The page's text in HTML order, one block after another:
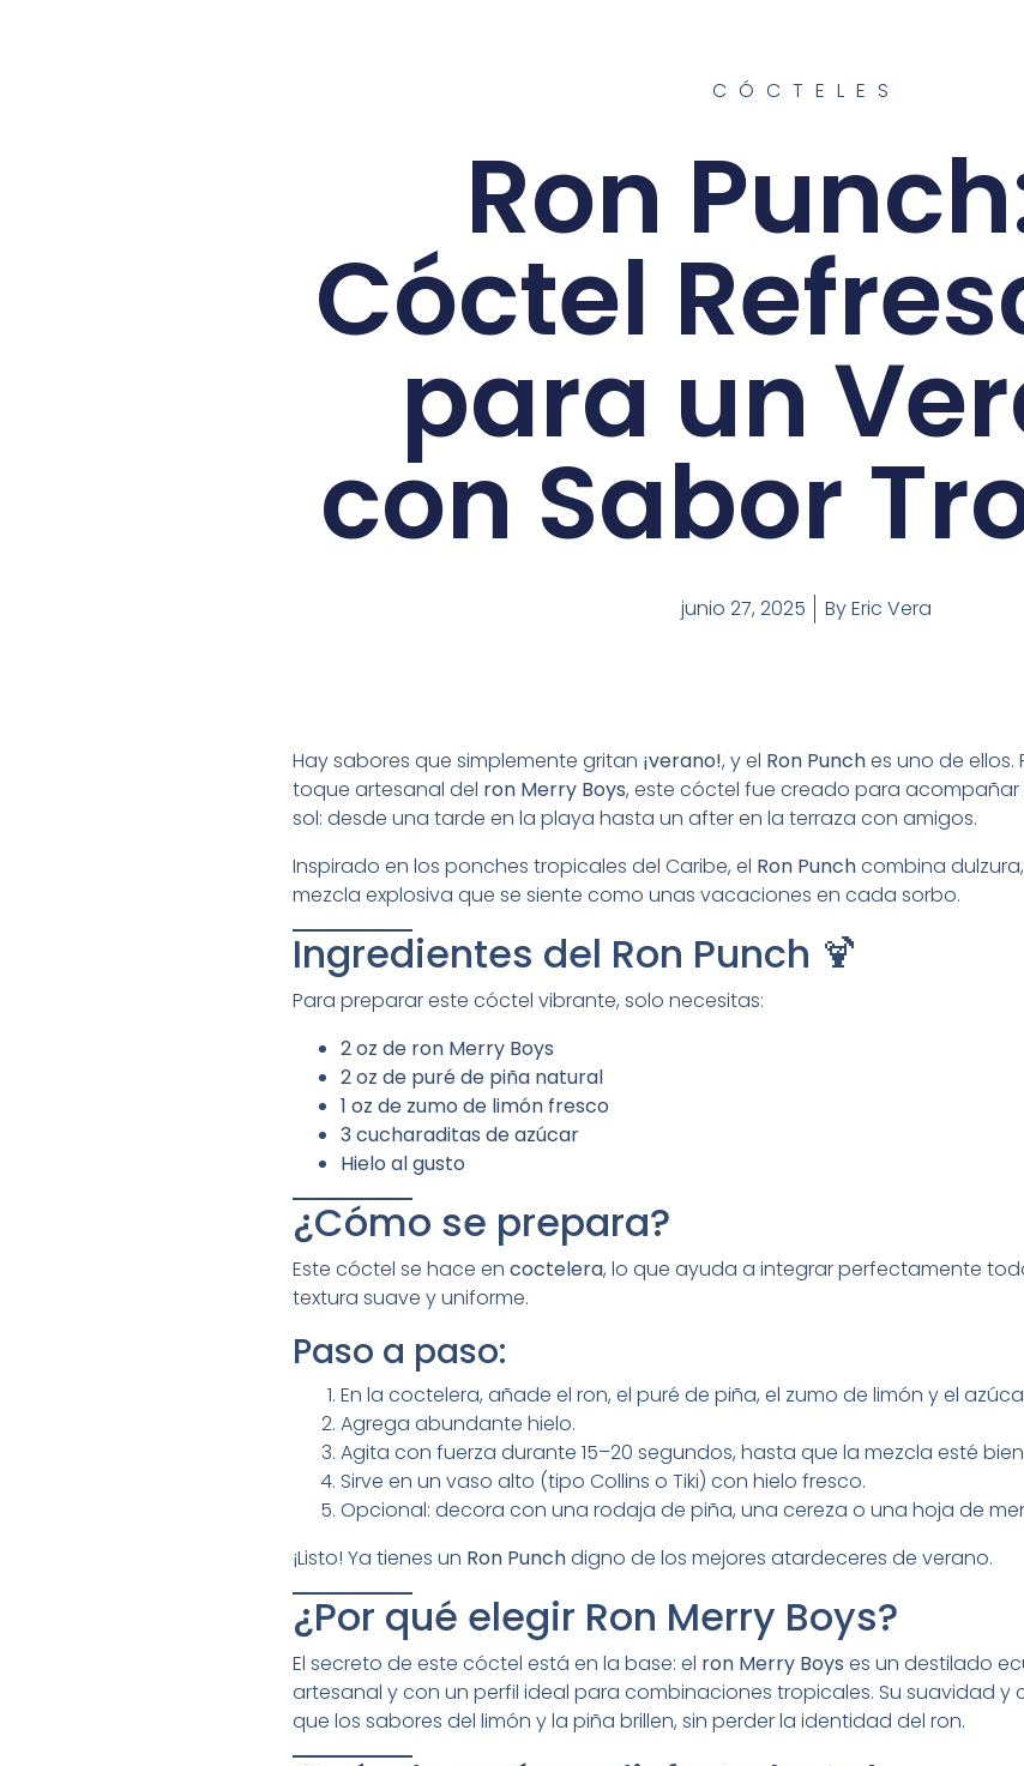
CÓCTELES
Ron
Cóctel
para un
con Sabor
junio 27, 2025 ByEric Vera
Hay sabores que simplemente gritan ¡verano!, y el Ron Punches uno de ellos.
toque artesanal del ron Merry Boys, este cóctel fue creado para acompañar
sol: desde una tarde en la playa hasta un after en la terraza con amigos.
Inspirado en los ponches tropicales del Caribe, el Ron Punchcombina
mezcla explosiva que se siente como unas vacaciones en cada sorbo.
Ingredientes del Ron Punch 🍹
Para preparar este cóctel vibrante, solo necesitas:
2 oz de ron Merry Boys
2 oz de puré de piña natural
1 oz de zumo de limón fresco
3 cucharaditas de azúcar
Hielo al gusto
¿Cómo se prepara?
Este cóctel se hace en coctelera, lo que ayuda a integrar perfectamente
textura suave y uniforme.
Paso a paso:
En la coctelera, añade el ron, el puré de piña, el zumo de limón y el
Agrega abundante hielo.
Agita con fuerza durante 15–20 segundos, hasta que la mezcla esté
Sirve en un vaso alto (tipo Collins o Tiki) con hielo fresco.
Opcional: decora con una rodaja de piña, una cereza o una hoja de
¡Listo! Ya tienes un Ron Punchdigno de los mejores atardeceres de verano.
¿Por qué elegir Ron Merry Boys?
El secreto de este cóctel está en la base: el ron Merry Boys es un destilado
artesanal y con un perfil ideal para combinaciones tropicales. Su suavidad
que los sabores del limón y la piña brillen, sin perder la identidad del ron.